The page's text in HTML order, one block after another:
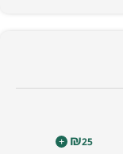
₪25
+